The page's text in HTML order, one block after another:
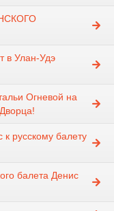
в Улан-Удэ
Огневой на
русскому балету
балета Денис